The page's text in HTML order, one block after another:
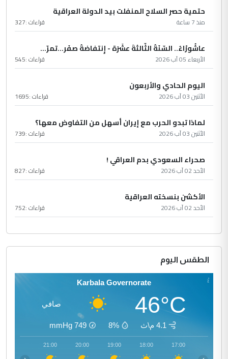
حتمية حصر السلاح المنفلت بيد الدولة العراقية
منذ 7 ساعة قراءات :327
عاشُورْاءُ.. السّنَةُ الثّالثةَ عشَرَة - إِنتفاضةُ صفَر…تمرّ...
الأربعاء 05 آب 2026 قراءات :545
اليوم الحادي والأربعون
الأثنين 03 آب 2026 قراءات :1695
لماذا تبدو الحرب مع إيران أسهل من التفاوض معها؟
الأثنين 03 آب 2026 قراءات :739
صحراء السعودي بدم العراقي !
الأحد 02 آب 2026 قراءات :827
الأكشن بنسخته العراقية
الأحد 02 آب 2026 قراءات :752
الطقس اليوم
Karbala Governorate
46°C صافي
4.1 م\ث 8%
749
mmHg
17:00
18:00
19:00
20:00
21:00